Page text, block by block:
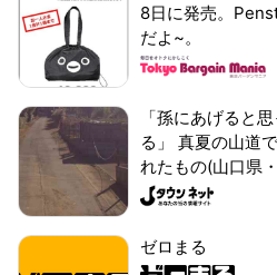
8日に発売。
だよ~。
「孫にあげると
る」 真夏の山道
れたもの(山口県
ゼロまる